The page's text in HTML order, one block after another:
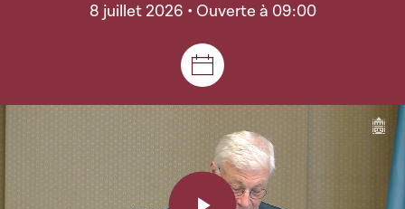
8 juillet 2026 • Ouverte à 09:00
Séances et réunions